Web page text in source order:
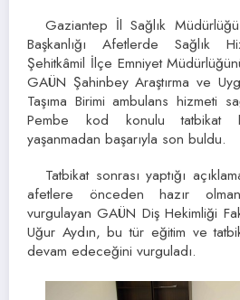
Gaziantep İl Sağlık
Başkanlığı Afetlerde Sağlık
Şehitkâmil İlçe Emniyet
GAÜN Şahinbey Araştırma ve
Taşıma Birimi ambulans hizmeti
Pembe kod konulu tatbikat
yaşanmadan başarıyla son buldu.
Tatbikat sonrası yaptığı
afetlere önceden hazır
vurgulayan GAÜN Diş Hekimliği
Uğur Aydın, bu tür eğitim ve
devam edeceğini vurguladı.